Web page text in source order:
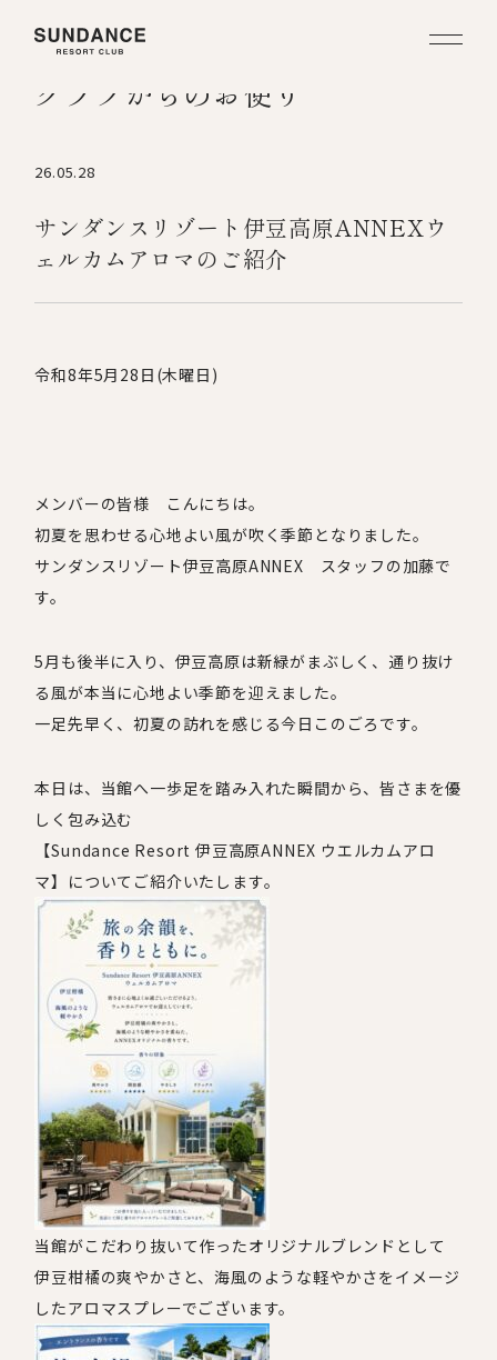
クラブからのお便り
26.05.28
サンダンスリゾート伊豆高原ANNEXウ
ェルカムアロマのご紹介
令和8年5月 28 日 (木曜日 )
メンバーの皆様 こんにちは。
初夏を思わせる心地よい風が吹く季節となりました。
サンダンスリゾート伊豆高原ANNEX スタッフの加藤で
す。
5月も後半に入り、伊豆高原は新緑がまぶしく、通り抜け
る風が本当に心地よい季節を迎えました。
一足先早く、初夏の訪れを感じる今日このごろです。
本日は、当館へ一歩足を踏み入れた瞬間から、皆さまを優
しく包み込む
【Sundance Resort 伊豆高原ANNEX ウエルカムアロ
マ】についてご紹介いたします。
当館がこだわり抜いて作ったオリジナルブレンドとして
伊豆柑橘の爽やかさと、海風のような軽やかさをイメージ
したアロマスプレーでございます。